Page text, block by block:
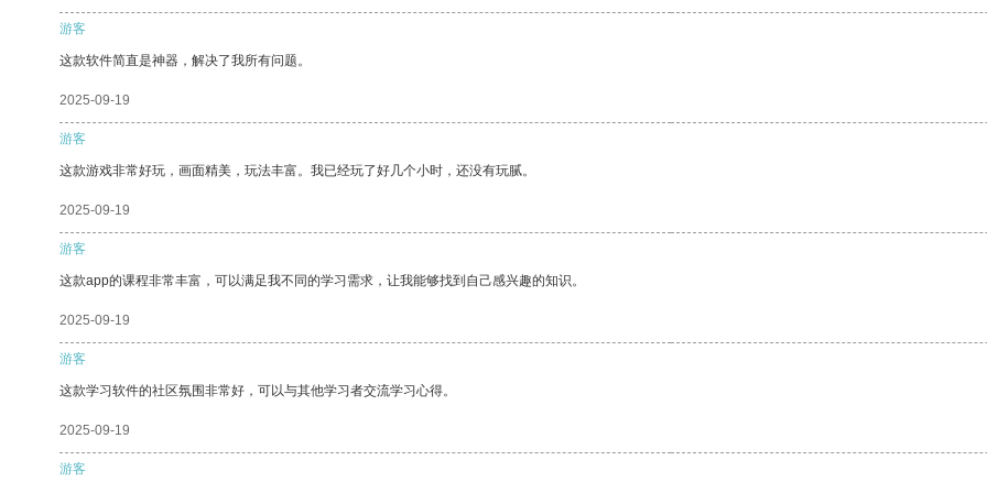
游客
这款软件简直是神器，解决了我所有问题。
2025-09-19
游客
这款游戏非常好玩，画面精美，玩法丰富。我已经玩了好几个小时，还没有玩腻。
2025-09-19
游客
这款app的课程非常丰富，可以满足我不同的学习需求，让我能够找到自己感兴趣的知识。
2025-09-19
游客
这款学习软件的社区氛围非常好，可以与其他学习者交流学习心得。
2025-09-19
游客